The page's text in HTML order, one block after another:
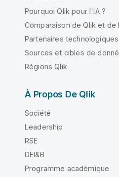
Pourquoi Qlik pour l'IA ?
Comparaison de Qlik et de
Partenaires technologiques
Sources et cibles de
Régions Qlik
À Propos De Qlik
Société
Leadership
RSE
DEI&B
Programme académique